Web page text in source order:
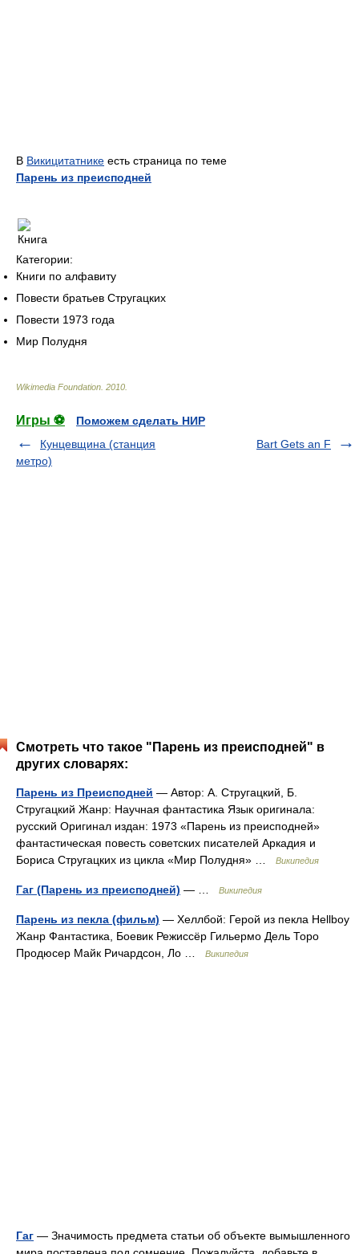
В Викицитатнике есть страница по теме
Парень из преисподней
Категории:
Книги по алфавиту
Повести братьев Стругацких
Повести 1973 года
Мир Полудня
Wikimedia Foundation 2010
Игры ⚽
Поможем сделать НИР
Кунцевщина (станция
метро)
Bart Gets an F
Смотреть что такое "Парень из преисподней" в
других словарях:
Парень из Преисподней — Автор: А. Стругацкий, Б.
Стругацкий Жанр: Научная фантастика Язык оригинала:
русский Оригинал издан: 1973 «Парень из преисподней»
фантастическая повесть советских писателей Аркадия и
Бориса Стругацких из цикла «Мир Полудня» …
Википедия
Гаг (Парень из преисподней) — … Википедия
Парень из пекла (фильм) — Хеллбой: Герой из пекла Hellboy
Жанр Фантастика, Боевик Режиссёр Гильермо Дель Торо
Продюсер Майк Ричардсон, Ло …
Википедия
Гаг — Значимость предмета статьи об объекте вымышленного